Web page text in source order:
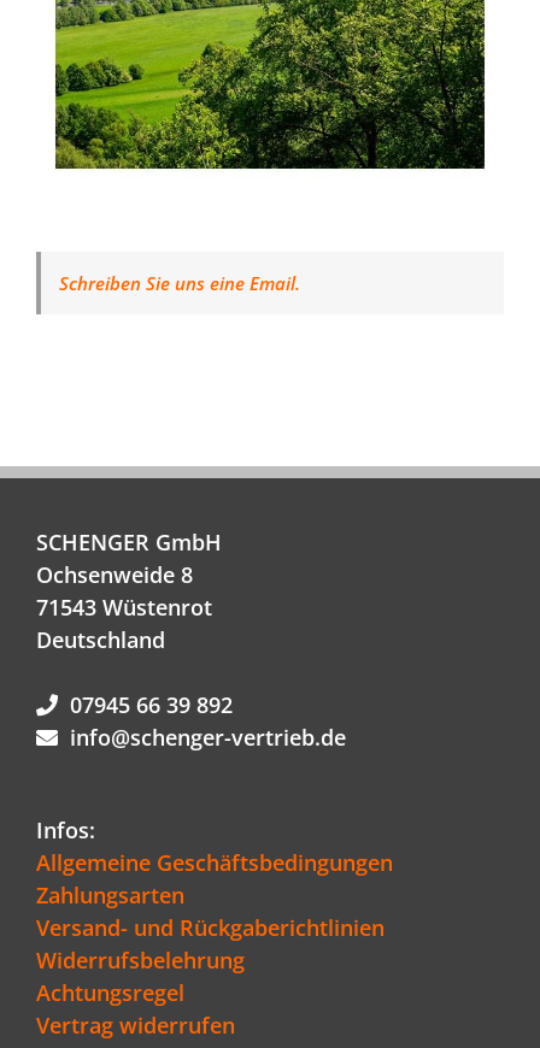
Schreiben Sie uns eine Email.
SCHENGER GmbH
Ochsenweide 8
71543 Wüstenrot
Deutschland
07945 66 39 892
info@schenger-vertrieb.de
Infos:
Allgemeine Geschäftsbedingungen
Zahlungsarten
Versand- und Rückgaberichtlinien
Widerrufsbelehrung
Achtungsregel
Vertrag widerrufen